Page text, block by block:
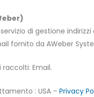
di gestione indirizzi
fornito da AWeber
Email.
: USA – Privacy